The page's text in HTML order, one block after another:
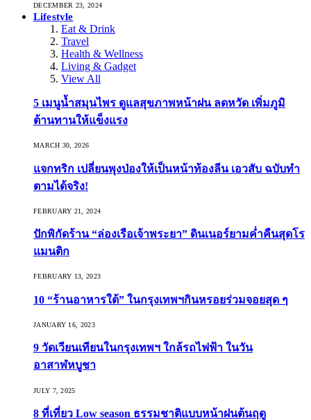
DECEMBER 23, 2024
Lifestyle
Eat & Drink
Travel
Health & Wellness
Living & Gadget
View All
5 เมนูน้ำสมุนไพร ดูแลสุขภาพหน้าฝน ลดหวัด เพิ่มภูมิ
ต้านทานให้แข็งแรง
MARCH 30, 2026
แจกทริก เปลี่ยนพุงป่องให้เป็นหน้าท้องลีน เอวสับ ฉบับทำ
ตามได้จริง!
FEBRUARY 21, 2024
ปักพิกัดร้าน “ล่องเรือเจ้าพระยา” ดินเนอร์ยามค่ำคืนสุดโร
แมนติก
FEBRUARY 13, 2023
10 “ร้านอาหารใต้” ในกรุงเทพฯกินหรอยร่วมจอยสุด ๆ
JANUARY 16, 2023
9 วัดเวียนเทียนในกรุงเทพฯ ใกล้รถไฟฟ้า ในวัน
อาสาฬหบูชา
JULY 7, 2025
8 ที่เที่ยว Low season ธรรมชาติแบบหน้าฝนต้นฤดู️